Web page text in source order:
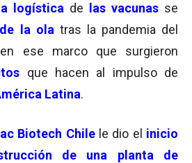
logística de las vacunas se
la ola tras la pandemia del
ese marco que surgieron
que hacen al impulso de
Latina.
Biotech Chile le dio el inicio
de una planta de